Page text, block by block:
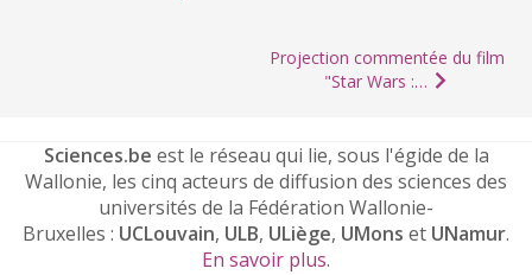
Projection commentée du film
"Star Wars :…
Sciences.be est le réseau qui lie, sous l'égide de la
Wallonie, les cinq acteurs de diffusion des sciences des
universités de la Fédération Wallonie-
Bruxelles : UCLouvain, ULB, ULiège, UMons et UNamur.
En savoir plus.